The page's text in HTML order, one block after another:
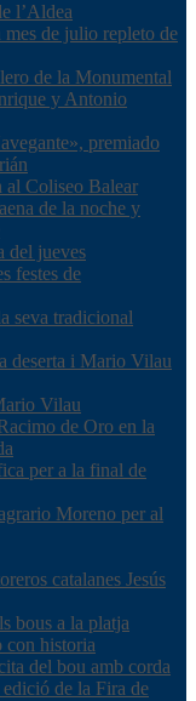
l’Aldea
de julio repleto de
de la Monumental
y Antonio
premiado
Coliseo Balear
de la noche y
del jueves
festes de
seva tradicional
deserta i Mario Vilau
Vilau
de Oro en la
per a la final de
Moreno per al
catalanes Jesús
bous a la platja
con historia
del bou amb corda
de la Fira de